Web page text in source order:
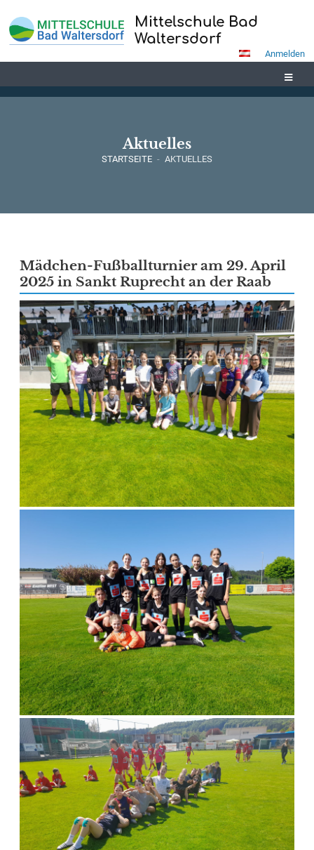
Mittelschule Bad
Waltersdorf
Anmelden
Aktuelles
STARTSEITE - AKTUELLES
Mädchen-Fußballturnier am 29. April
2025 in Sankt Ruprecht an der Raab